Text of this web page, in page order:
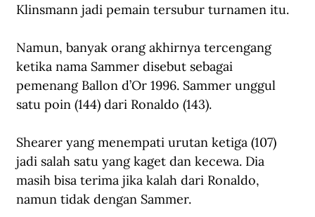
Klinsmann jadi pemain tersubur turnamen itu.
Namun, banyak orang akhirnya tercengang
ketika nama Sammer disebut sebagai
pemenang Ballon d’Or 1996. Sammer unggul
satu poin (144) dari Ronaldo (143).
Shearer yang menempati urutan ketiga (107)
jadi salah satu yang kaget dan kecewa. Dia
masih bisa terima jika kalah dari Ronaldo,
namun tidak dengan Sammer.